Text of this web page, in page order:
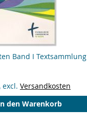
Band I Textsammlung
, excl. Versandkosten
den Warenkorb